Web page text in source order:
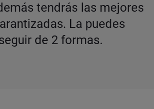
tendrás las mejores
La puedes
de 2 formas.